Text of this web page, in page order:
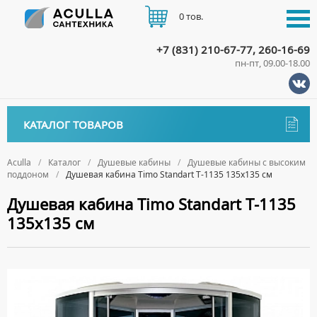
Aculla Каталог Душевые кабины
Душевые кабины с высоким
поддоном
Душевая кабина Timo Standart T-1135 135х135 см
Душевая кабина Timo Standart T-1135
135х135 см
КАТАЛОГ ТОВАРОВ
ДЕРЖАТЕЛИ
ДИСПЕНСЕРЫ
ДОЗАТОРЫ ДЛЯ МЫЛА
МЫЛЬНИЦЫ
ПОЛОТЕНЦЕДЕРЖАТЕЛИ
Биде
НАПОЛЬНЫЕ БИДЕ
ПОДВЕСНЫЕ БИДЕ
КРЫШКИ ДЛЯ БИДЕ
Ванны
АКРИЛОВЫЕ ВАННЫ
СТАЛЬНЫЕ ВАННЫ
Ванны комплектующие
ПОДГОЛОВНИКИ
ВОДОНАГРЕВАТЕЛИ КОМБИНИРОВАННОГО НАГРЕВА
ВОДОНАГРЕВАТЕЛИ КОСВЕННОГО НАГРЕВА
Все для душа
ДУШЕВЫЕ ДВЕРИ
Встройка
+7 (831) 210-67-77, 260-16-69
пн-пт, 09.00-18.00
0 тов.
ДОСТАВКА
ОПЛАТА